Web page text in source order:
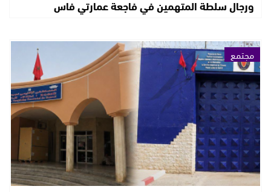
ورجال سلطة المتهمين في فاجعة عمارتي فاس
مجتمع